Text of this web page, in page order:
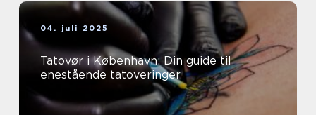
04. juli 2025
Tatovør i København: Din guide til
enestående tatoveringer